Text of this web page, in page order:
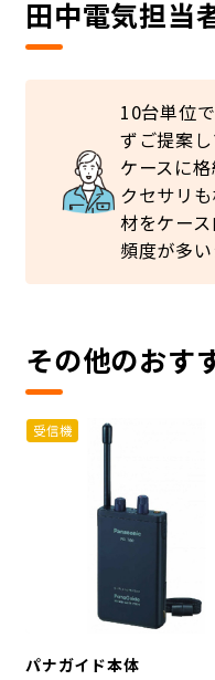
田中電気担当
10台単位
ずご提案し
ケースに
クセサリ
材をケー
頻度が多
その他のおす
受信機
パナガイド本体